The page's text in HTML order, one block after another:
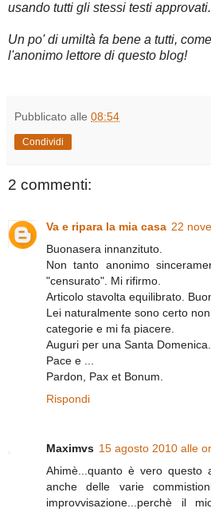
usando tutti gli stessi testi approvati.
Un po' di umiltà fa bene a tutti,
l'anonimo lettore di questo blog!
Pubblicato alle 08:54
Condividi
2 commenti:
Va e ripara la mia casa 22
Buonasera innanzituto.
Non tanto anonimo
"censurato". Mi rifirmo.
Articolo stavolta equilibrato.
Lei naturalmente sono certo
categorie e mi fa piacere.
Auguri per una Santa Domenica.
Pace e ...
Pardon, Pax et Bonum.
Rispondi
Maximvs 15 agosto 2010 alle
Ahimè...quanto è vero questo
anche delle varie
improvvisazione...perchè il